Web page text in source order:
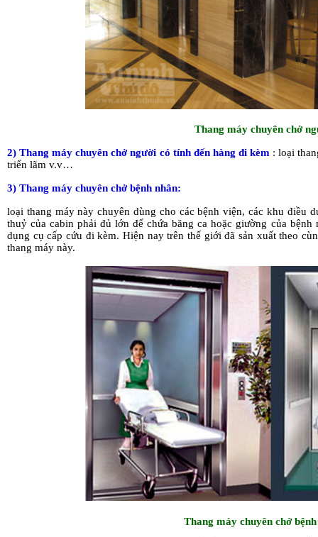
Thang máy chuyên chở
2) Thang máy chuyên chở người có tính đến hàng đi kèm : loại
triển lãm v.v…
3) Thang máy chuyên chở bệnh nhân:
loại thang máy này chuyên dùng cho các bệnh viện, các khu điều
thuỷ của cabin phải đủ lớn để chứa băng ca hoặc giường của
dụng cụ cấp cứu đi kèm. Hiện nay trên thế giới đã sản xuất theo
thang máy này.
Thang máy chuyên chở